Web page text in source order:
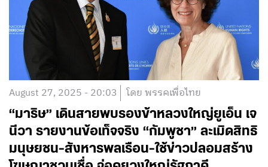
August 27, 2025 - 20:03 โดย พรรคเพื่อไทย
“มาริษ” เดินสายพบรองข้าหลวงใหญ่ยูเอ็น เจ
นีวา รายงานข้อเท็จจริง “กัมพูชา” ละเมิดสิทธิ
มนุษยชน-สังหารพลเรือน-ใช้ข่าวปลอมสร้าง